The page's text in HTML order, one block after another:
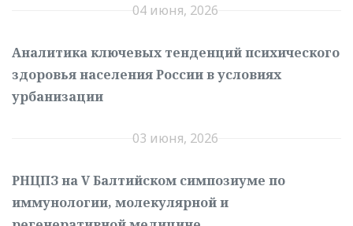
04 июня, 2026
Аналитика ключевых тенденций психического
здоровья населения России в условиях
урбанизации
03 июня, 2026
РНЦПЗ на V Балтийском симпозиуме по
иммунологии, молекулярной и